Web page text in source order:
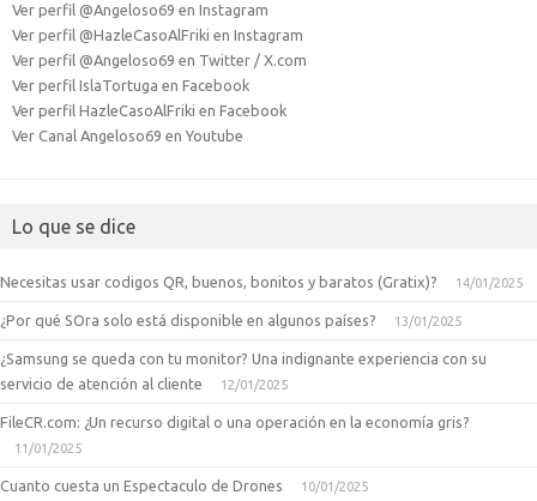
Ver perfil @Angeloso69 en Instagram
Ver perfil @HazleCasoAlFriki en Instagram
Ver perfil @Angeloso69 en Twitter / X.com
Ver perfil IslaTortuga en Facebook
Ver perfil HazleCasoAlFriki en Facebook
Ver Canal Angeloso69 en Youtube
Lo que se dice
Necesitas usar codigos QR, buenos, bonitos y baratos (Gratix)? 14/01/2025
¿Por qué SOra solo está disponible en algunos países? 13/01/2025
¿Samsung se queda con tu monitor? Una indignante experiencia con su
servicio de atención al cliente
12/01/2025
FileCR.com: ¿Un recurso digital o una operación en la economía gris?
11/01/2025
Cuanto cuesta un Espectaculo de Drones 10/01/2025